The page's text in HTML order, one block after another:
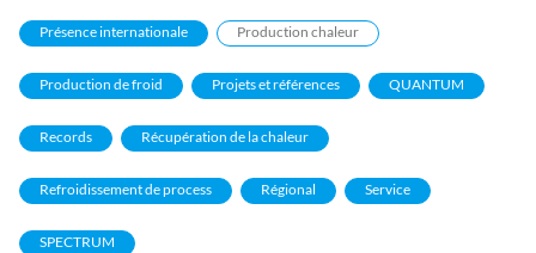
Présence internationale Production chaleur
Production de froid Projets et références QUANTUM
Records Récupération de la chaleur
Refroidissement de process Régional Service
SPECTRUM